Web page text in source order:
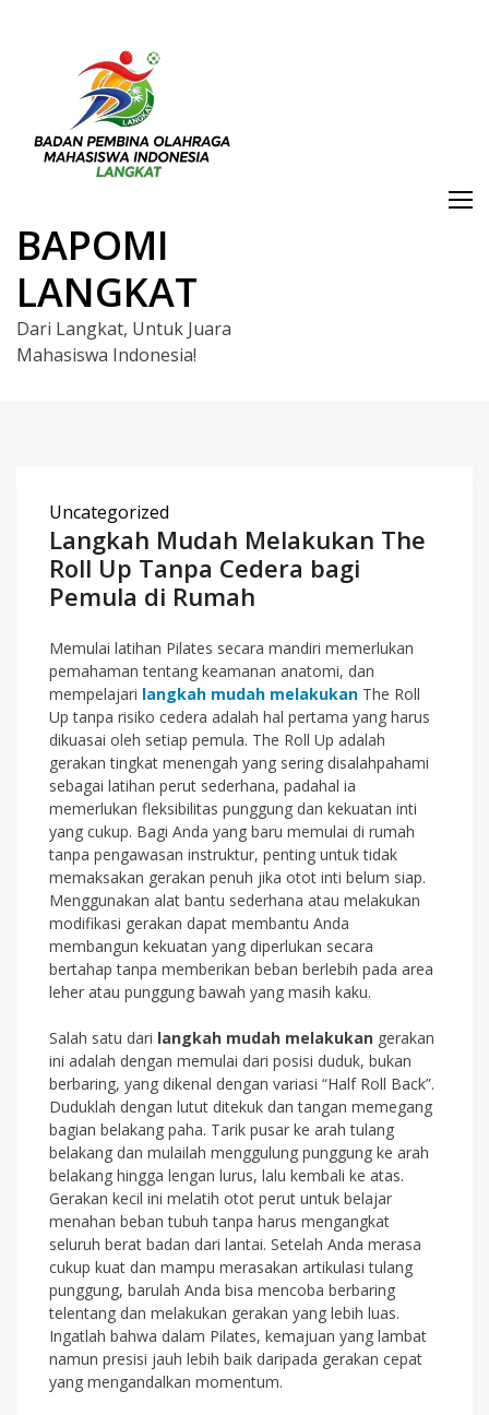
BAPOMI
LANGKAT
Dari Langkat, Untuk Juara
Mahasiswa Indonesia!
Uncategorized
Langkah Mudah Melakukan The
Roll Up Tanpa Cedera bagi
Pemula di Rumah
Memulai latihan Pilates secara mandiri memerlukan
pemahaman tentang keamanan anatomi, dan
mempelajari langkah mudah melakukan The Roll
Up tanpa risiko cedera adalah hal pertama yang harus
dikuasai oleh setiap pemula. The Roll Up adalah
gerakan tingkat menengah yang sering disalahpahami
sebagai latihan perut sederhana, padahal ia
memerlukan fleksibilitas punggung dan kekuatan inti
yang cukup. Bagi Anda yang baru memulai di rumah
tanpa pengawasan instruktur, penting untuk tidak
memaksakan gerakan penuh jika otot inti belum siap.
Menggunakan alat bantu sederhana atau melakukan
modifikasi gerakan dapat membantu Anda
membangun kekuatan yang diperlukan secara
bertahap tanpa memberikan beban berlebih pada area
leher atau punggung bawah yang masih kaku.
Salah satu dari langkah mudah melakukan gerakan
ini adalah dengan memulai dari posisi duduk, bukan
berbaring, yang dikenal dengan variasi “Half Roll Back”.
Duduklah dengan lutut ditekuk dan tangan memegang
bagian belakang paha. Tarik pusar ke arah tulang
belakang dan mulailah menggulung punggung ke arah
belakang hingga lengan lurus, lalu kembali ke atas.
Gerakan kecil ini melatih otot perut untuk belajar
menahan beban tubuh tanpa harus mengangkat
seluruh berat badan dari lantai. Setelah Anda merasa
cukup kuat dan mampu merasakan artikulasi tulang
punggung, barulah Anda bisa mencoba berbaring
telentang dan melakukan gerakan yang lebih luas.
Ingatlah bahwa dalam Pilates, kemajuan yang lambat
namun presisi jauh lebih baik daripada gerakan cepat
yang mengandalkan momentum.